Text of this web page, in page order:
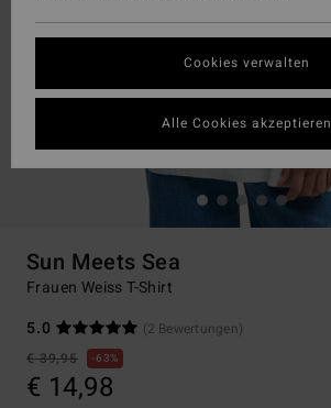
Sun Meets Sea
Frauen Weiss T-Shirt
5.0
(2 Bewertungen)
€ 39,95
63%
€ 14,98
Cookies verwalten
Alle Cookies akzeptieren